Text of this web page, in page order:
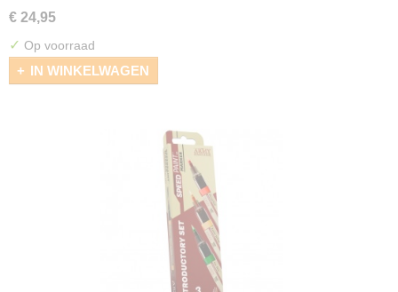
€ 24,95
✓ Op voorraad
IN WINKELWAGEN